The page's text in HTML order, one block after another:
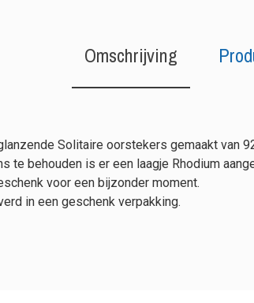
Omschrijving
Solitaire oorstekers gemaakt van
te behouden is er een laagje Rhodium
voor een bijzonder moment.
in een geschenk verpakking.